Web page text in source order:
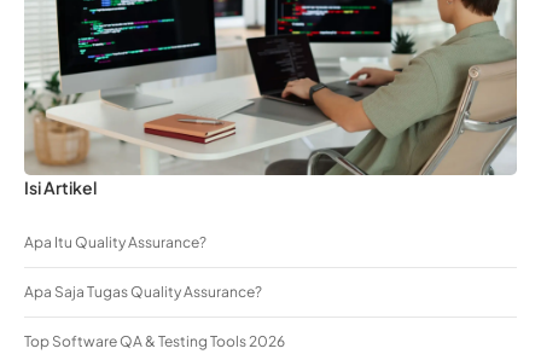
Isi Artikel
Apa Itu Quality Assurance?
Apa Saja Tugas Quality Assurance?
Top Software QA & Testing Tools 2026